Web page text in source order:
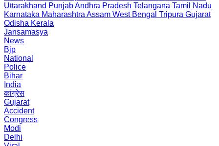
Uttarakhand PunjabAndhra Pradesh Telangana Tamil Nadu
Karnataka Maharashtra Assam West Bengal Tripura Gujarat
Odisha Kerala
Jansamasya
News
Bjp
National
Police
Bihar
India
कांग्रेस
Gujarat
Accident
Congress
Modi
Delhi